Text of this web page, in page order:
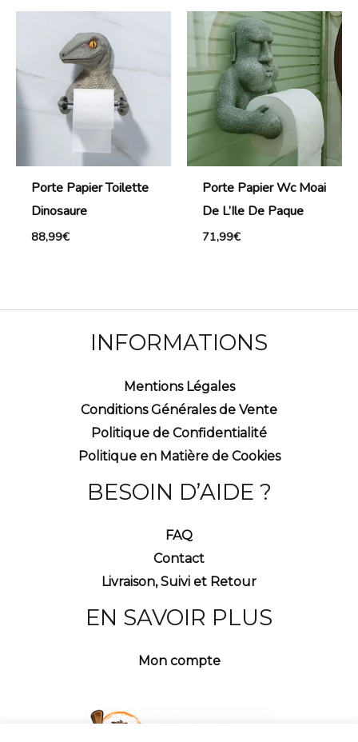
Porte Papier Toilette
Dinosaure
88,99€
Porte Papier Wc Moai
De L’Ile De Paque
71,99€
INFORMATIONS
Mentions Légales
Conditions Générales de Vente
Politique de Confidentialité
Politique en Matière de Cookies
BESOIN D’AIDE ?
FAQ
Contact
Livraison, Suivi et Retour
EN SAVOIR PLUS
Mon compte